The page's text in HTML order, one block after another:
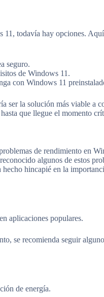
todavía hay opciones.
seguro.
de Windows 11.
con Windows 11
ser la solución más viable a
que llegue el momento
de rendimiento en
algunos de estos
hincapié en la
aplicaciones populares.
se recomienda seguir
de energía.